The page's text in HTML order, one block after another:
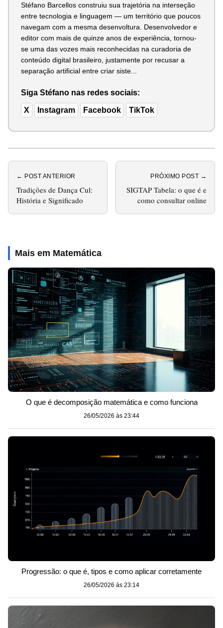
Stéfano Barcellos construiu sua trajetória na interseção
entre tecnologia e linguagem — um território que poucos
navegam com a mesma desenvoltura. Desenvolvedor e
editor com mais de quinze anos de experiência, tornou-
se uma das vozes mais reconhecidas na curadoria de
conteúdo digital brasileiro, justamente por recusar a
separação artificial entre criar siste...
Siga Stéfano nas redes sociais:
X Instagram Facebook TikTok
← POST ANTERIOR
Tradições de Dança Cul:
História e Significado
PRÓXIMO POST →
SIGTAP Tabela: o que é e
como consultar online
Mais em Matemática
O que é decomposição matemática e como funciona
26/05/2026 às 23:44
Progressão: o que é, tipos e como aplicar corretamente
26/05/2026 às 23:14